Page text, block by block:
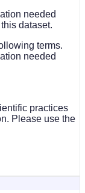
needed
dataset.
terms.
needed
practices
Please use the